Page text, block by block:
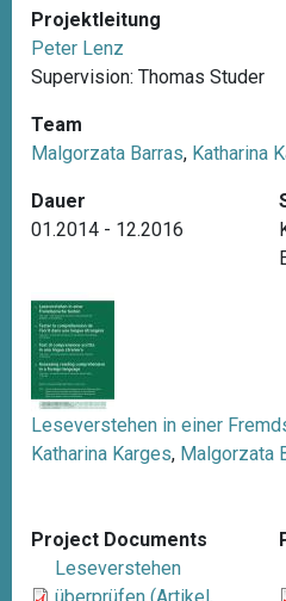
a
t
i
o
Projektleitung
Peter Lenz
Supervision: Thomas Studer
Team
Malgorzata Barras, Katharina
Dauer
01.2014 - 12.2016
Leseverstehen in einer
Katharina Karges, Malgorzata
Project Documents
Leseverstehen